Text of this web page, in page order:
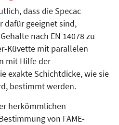
dass die Specac
dafür geeignet sind,
nach EN 14078 zu
Küvette mit parallelen
mit Hilfe der
exakte Schichtdicke, wie sie
bestimmt werden.
herkömmlichen
von FAME-